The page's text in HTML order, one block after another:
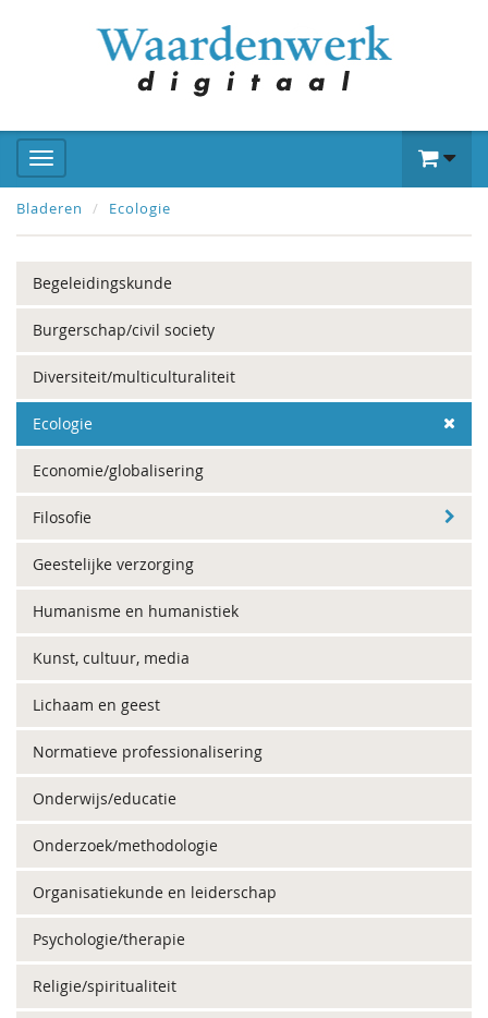
Bladeren Ecologie
Begeleidingskunde
Burgerschap/civil society
Diversiteit/multiculturaliteit
Ecologie
Economie/globalisering
Filosofie
Geestelijke verzorging
Humanisme en humanistiek
Kunst, cultuur, media
Lichaam en geest
Normatieve professionalisering
Onderwijs/educatie
Onderzoek/methodologie
Organisatiekunde en leiderschap
Psychologie/therapie
Religie/spiritualiteit